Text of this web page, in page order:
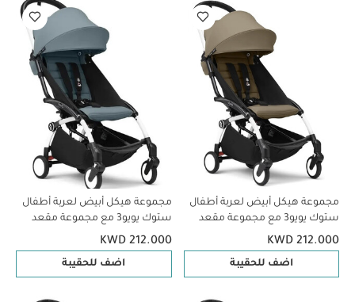
مجموعة هيكل أبيض لعربة أطفال
ستوك يويو3 مع مجموعة مقعد
للأطفال لعمر 6 شهور فأكثر بلون
توفي (قطعتين)
KWD 212.000
اضف للحقيبة
مجموعة هيكل أبيض لعربة أطفال
ستوك يويو3 مع مجموعة مقعد
للأطفال لعمر 6 شهور فأكثر بلون
أسود (قطعتين)
KWD 212.000
اضف للحقيبة